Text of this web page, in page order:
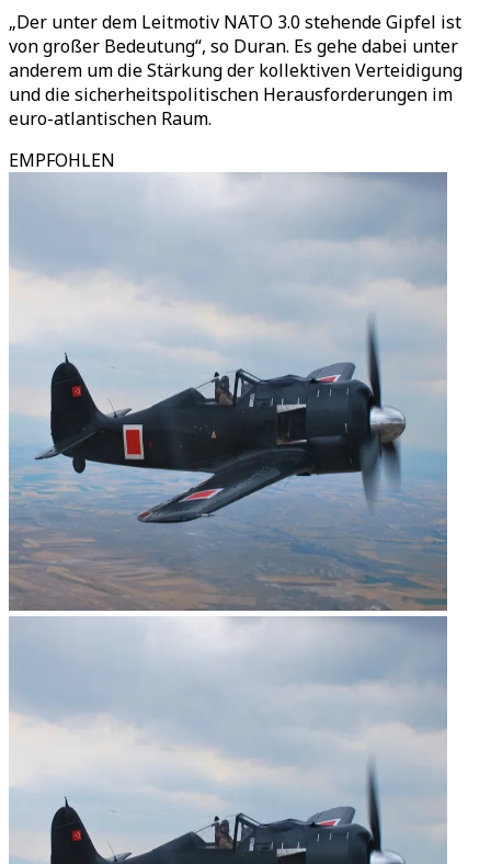
„Der unter dem Leitmotiv NATO 3.0 stehende Gipfel ist
von großer Bedeutung“, so Duran. Es gehe dabei unter
anderem um die Stärkung der kollektiven Verteidigung
und die sicherheitspolitischen Herausforderungen im
euro-atlantischen Raum.
EMPFOHLEN